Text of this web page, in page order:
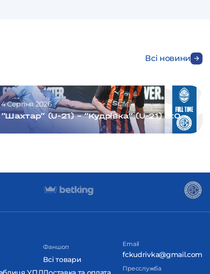
Всі новини
4 Серпня 2026
“Шахтар” (U-21) – “Кудрівка” (U-21) 8:0
Фаншоп
Всі товари
Email
fckudrivka@gmail.com
Пресслужба